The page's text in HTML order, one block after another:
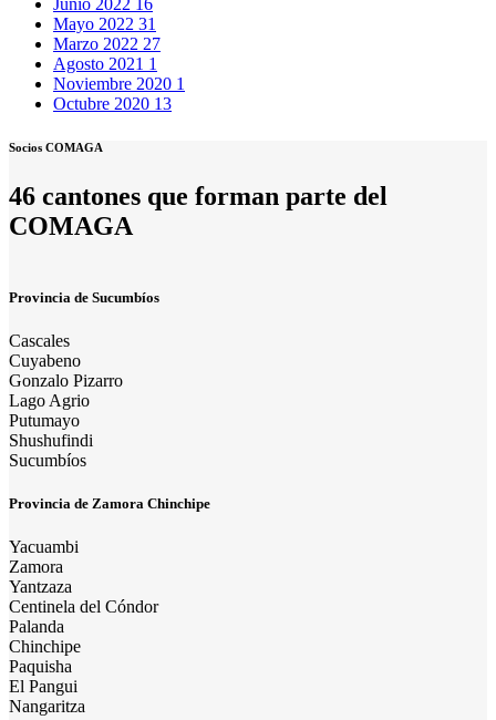
Mayo 2022 31
Marzo 2022 27
Agosto 2021 1
Noviembre 2020 1
Octubre 2020 13
Socios COMAGA
46 cantones que forman parte del
COMAGA
Provincia de Sucumbíos
Cascales
Cuyabeno
Gonzalo Pizarro
Lago Agrio
Putumayo
Shushufindi
Sucumbíos
Provincia de Zamora Chinchipe
Yacuambi
Zamora
Yantzaza
Centinela del Cóndor
Palanda
Chinchipe
Paquisha
El Pangui
Nangaritza